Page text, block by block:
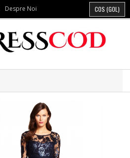
Despre Noi COS (GOL)